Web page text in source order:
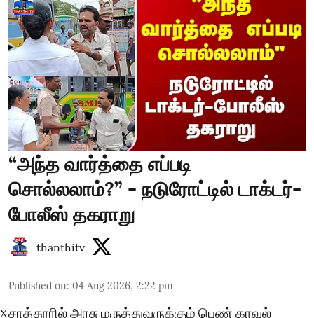
“அந்த வார்த்தை எப்படி
சொல்லலாம்?” - நடுரோட்டில் டாக்டர்-
போலீஸ் தகராறு
thanthitv
Published on: 04 Aug 2026, 2:22 pm
சாத்தூரில் அரசு மருத்துவருக்கும் பெண் காவல்
X